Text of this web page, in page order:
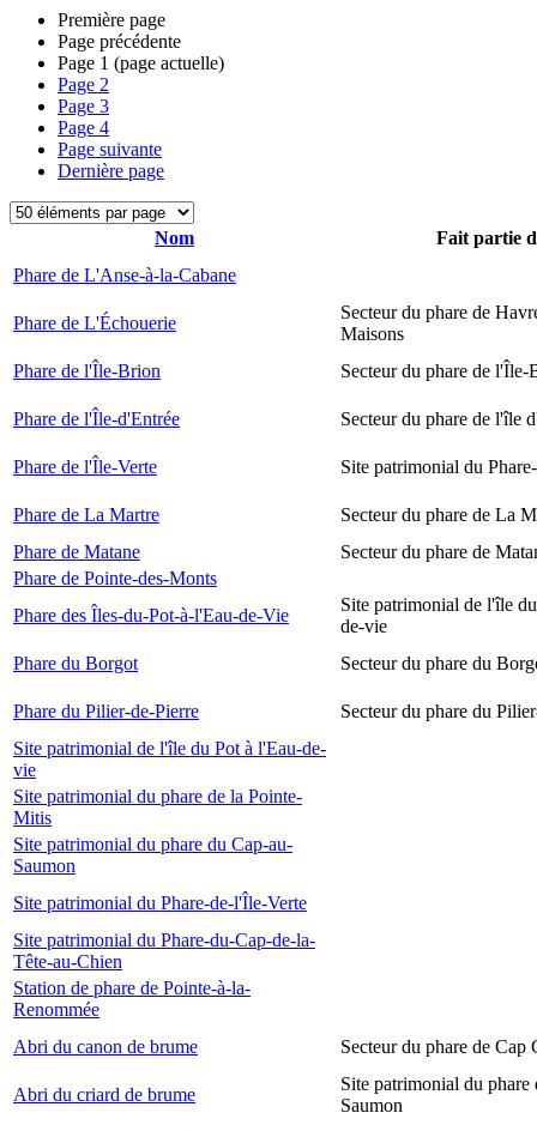
Première page
Page précédente
Page 1 (page actuelle)
Page 2
Page 3
Page 4
Page suivante
Dernière page
Nom
Fait partie
Phare de L'Anse-à-la-Cabane
Phare de L'Échouerie
Secteur du phare de
Maisons
Phare de l'Île-Brion
Secteur du phare de l'Île-
Phare de l'Île-d'Entrée Secteur du phare de l'île
Phare de l'Île-Verte Site patrimonial du
Phare de La Martre
Secteur du phare de La
Phare de Matane
Secteur du phare de
Phare de Pointe-des-Monts
Phare des Îles-du-Pot-à-l'Eau-de-Vie
Site patrimonial de l'île
de-vie
Phare du Borgot
Secteur du phare du
Phare du Pilier-de-Pierre
Secteur du phare du
Site patrimonial de l'île du Pot à l'Eau-de-
vie
Site patrimonial du phare de la Pointe-
Mitis
Site patrimonial du phare du Cap-au-
Saumon
Site patrimonial du Phare-de-l'Île-Verte
Site patrimonial du Phare-du-Cap-de-la-
Tête-au-Chien
Station de phare de Pointe-à-la-
Renommée
Abri du canon de brume
Secteur du phare de Cap
Abri du criard de brume
Site patrimonial du phare
Saumon